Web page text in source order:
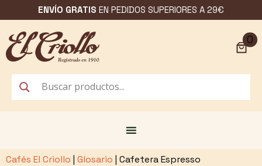
al
contenido
ENVÍO GRATIS EN PEDIDOS SUPERIORES A 29€
0
Cafés El Criollo | Glosario | Cafetera Espresso